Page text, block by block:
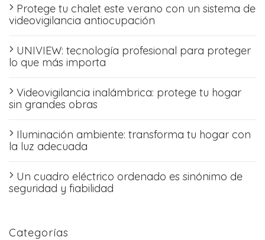
Protege tu chalet este verano con un sistema de
videovigilancia antiocupación
UNIVIEW: tecnología profesional para proteger
lo que más importa
Videovigilancia inalámbrica: protege tu hogar
sin grandes obras
Iluminación ambiente: transforma tu hogar con
la luz adecuada
Un cuadro eléctrico ordenado es sinónimo de
seguridad y fiabilidad
Categorías